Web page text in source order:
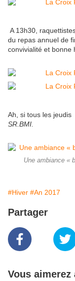
A 13h30,
du repas annuel de
convivialité et bonne
Ah, si tous les
SR.BMI.
Une ambiance «
#Hiver #An 2017
Partager
Vous aimerez